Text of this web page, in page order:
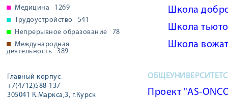
Медицина
1269
Трудоустройство
541
Непрерывное образование
78
Международная
деятельность
389
Главный корпус
+7(4712)588-137
305041 К.Маркса,3, г.Курск
Школа
Школа
Школа
Проект "AS-